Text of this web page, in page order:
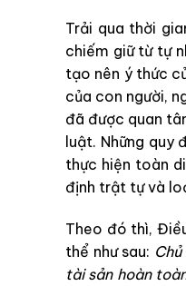
Trải qua thời
chiếm giữ từ tự
tạo nên ý thức
của con người,
đã được quan
luật. Những quy
thực hiện toàn
định trật tự và
Theo đó thì,
thể như sau:
tài sản hoàn